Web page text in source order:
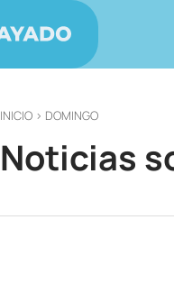
INICIO > DOMINGO
Noticias